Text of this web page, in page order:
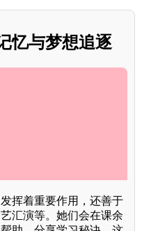
忆与梦想追逐
挥着重要作用，还善于
汇演等。她们会在课余